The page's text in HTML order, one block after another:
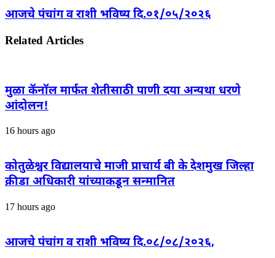
आजचे पंचांग व राशी भविष्य दि.०१/०५/२०२६
Related Articles
मुळा कॅनॉल मार्फत शेतीसाठी पाणी दया अन्यथा धरणे
आंदोलन!
16 hours ago
कोतुळेश्वर विद्यालयाचे माजी प्राचार्य बी के देशमुख जिल्हा
क्रीडा अधिकारी यांच्याकडून सन्मानित
17 hours ago
आजचे पंचांग व राशी भविष्य दि.०८/०८/२०२६,